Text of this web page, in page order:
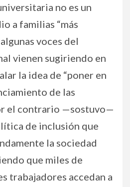
no es un
a familias “más
voces del
vienen sugiriendo en
la idea de “poner en
de las
el contrario —sostuvo—
de inclusión que
la sociedad
que miles de
trabajadores accedan a